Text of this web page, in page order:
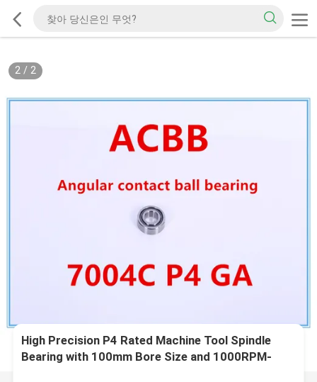
2/ 2
High Precision P4 Rated Machine Tool Spindle
Bearing with 100mm Bore Size and 1000RPM-